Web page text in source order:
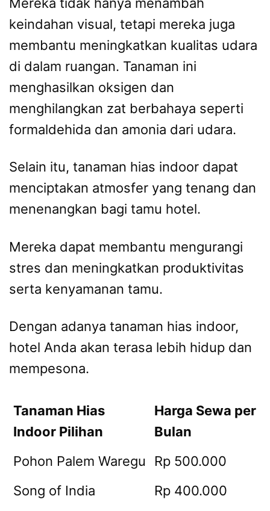
keindahan visual, tetapi mereka juga
membantu meningkatkan kualitas udara
di dalam ruangan. Tanaman ini
menghasilkan oksigen dan
menghilangkan zat berbahaya seperti
formaldehida dan amonia dari udara.
Selain itu, tanaman hias indoor dapat
menciptakan atmosfer yang tenang dan
menenangkan bagi tamu hotel.
Mereka dapat membantu mengurangi
stres dan meningkatkan produktivitas
serta kenyamanan tamu.
Dengan adanya tanaman hias indoor,
hotel Anda akan terasa lebih hidup dan
mempesona.
Tanaman Hias
Indoor Pilihan
Harga Sewa per
Bulan
Pohon Palem Waregu
Rp 500.000
Song of India
Rp 400.000